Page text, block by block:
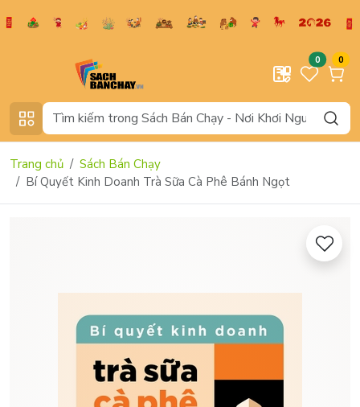
0 0
Trang chủ
Sách Bán Chạy
Bí Quyết Kinh Doanh Trà Sữa Cà Phê Bánh Ngọt